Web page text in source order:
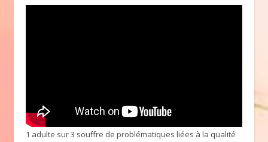
1 adulte sur 3 souffre de problématiques liées à la qualité